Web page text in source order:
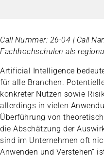
Call Nummer: 26-04 | Call
Fachhochschulen als
Artificial Intelligence
für alle Branchen.
konkreter Nutzen sowie
allerdings in vielen
Überführung von
die Abschätzung der
sind im Unternehmen oft
Anwenden und Verstehen“